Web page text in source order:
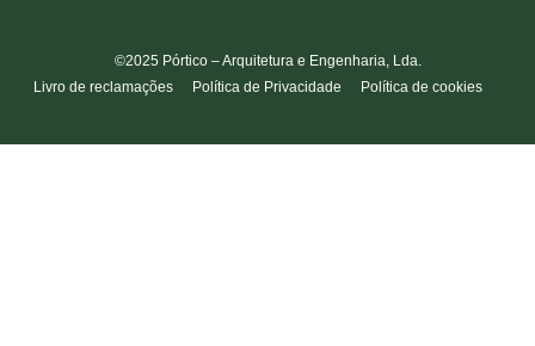
©2025 Pórtico – Arquitetura e Engenharia, Lda.
Livro de reclamações
Política de Privacidade Política de cookies